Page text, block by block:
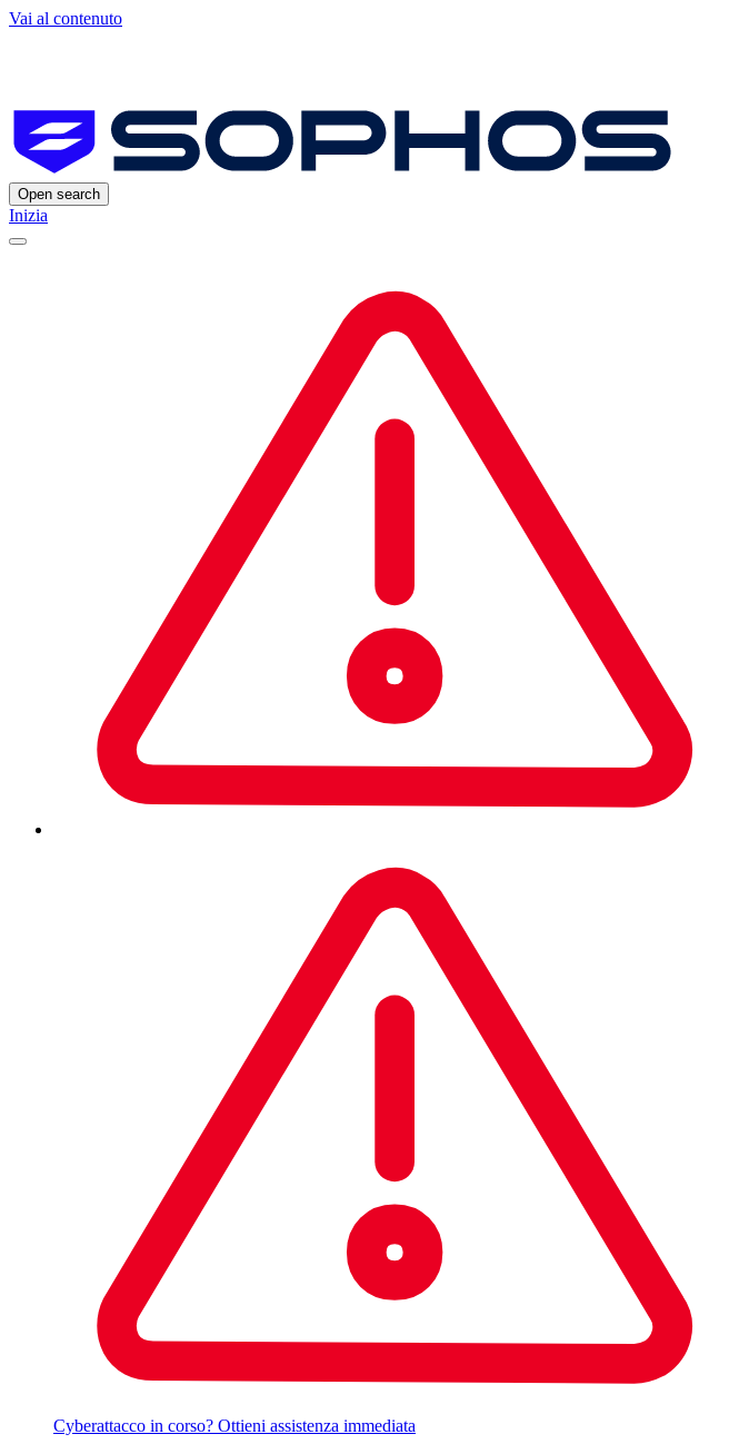
Vai al contenuto
Open search
Inizia
Cyberattacco in corso? Ottieni assistenza immediata